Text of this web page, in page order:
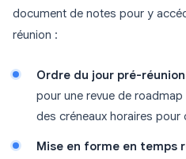
document de notes pour y
réunion :
Ordre du jour pré-réunion
pour une revue de
des créneaux horaires pour
Mise en forme en temps